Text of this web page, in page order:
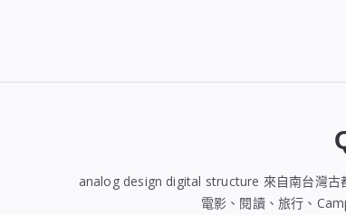
analog design digital structure 來自南台灣古
電影、閱讀、旅行、